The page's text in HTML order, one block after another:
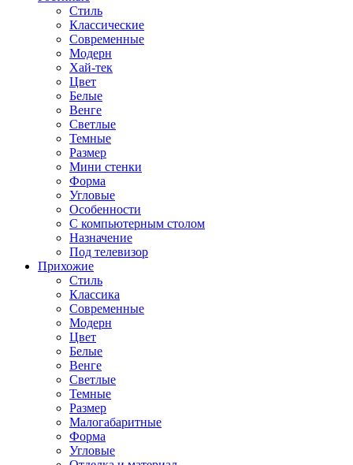
Стиль
Классические
Современные
Модерн
Хай-тек
Цвет
Белые
Венге
Светлые
Темные
Размер
Мини стенки
Форма
Угловые
Особенности
С компьютерным столом
Назначение
Под телевизор
Прихожие
Стиль
Классика
Современные
Модерн
Цвет
Белые
Венге
Светлые
Темные
Размер
Малогабаритные
Форма
Угловые